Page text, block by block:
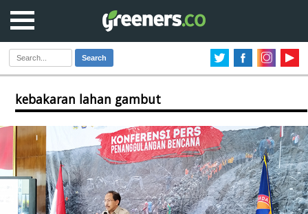
Search
kebakaran lahan gambut